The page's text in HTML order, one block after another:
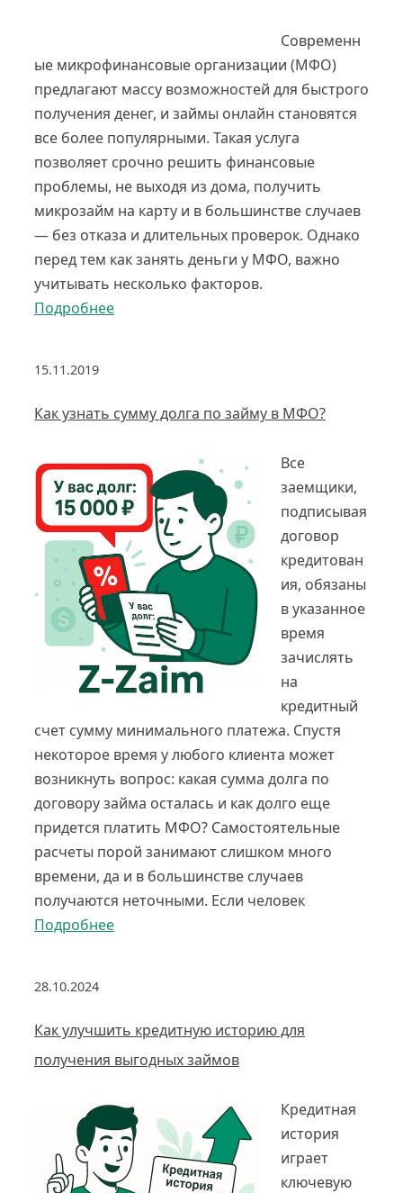
Современн
ые микрофинансовые организации (МФО)
предлагают массу возможностей для быстрого
получения денег, и займы онлайн становятся
все более популярными. Такая услуга
позволяет срочно решить финансовые
проблемы, не выходя из дома, получить
микрозайм на карту и в большинстве случаев
— без отказа и длительных проверок. Однако
перед тем как занять деньги у МФО, важно
учитывать несколько факторов.
Подробнее
15.11.2019
Как узнать сумму долга по займу в МФО?
Все
заемщики,
подписывая
договор
кредитован
ия, обязаны
в указанное
время
зачислять
на
кредитный
счет сумму минимального платежа. Спустя
некоторое время у любого клиента может
возникнуть вопрос: какая сумма долга по
договору займа осталась и как долго еще
придется платить МФО? Самостоятельные
расчеты порой занимают слишком много
времени, да и в большинстве случаев
получаются неточными. Если человек
Подробнее
28.10.2024
Как улучшить кредитную историю для
получения выгодных займов
Кредитная
история
играет
ключевую